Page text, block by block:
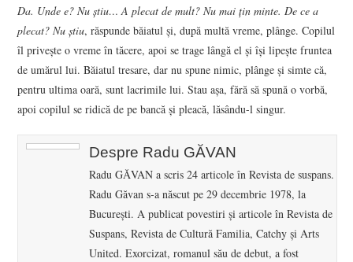
Da. Unde e? Nu ştiu… A plecat de mult? Nu mai ţin minte. De ce a
plecat? Nu ştiu, răspunde băiatul şi, după multă vreme, plânge. Copilul
îl priveşte o vreme în tăcere, apoi se trage lângă el şi îşi lipeşte fruntea
de umărul lui. Băiatul tresare, dar nu spune nimic, plânge şi simte că,
pentru ultima oară, sunt lacrimile lui. Stau aşa, fără să spună o vorbă,
apoi copilul se ridică de pe bancă şi pleacă, lăsându-l singur.
Despre Radu GĂVAN
Radu GĂVAN a scris 24 articole în Revista de suspans.
Radu Găvan s-a născut pe 29 decembrie 1978, la
Bucureşti. A publicat povestiri și articole în Revista de
Suspans, Revista de Cultură Familia, Catchy și Arts
United. Exorcizat, romanul său de debut, a fost